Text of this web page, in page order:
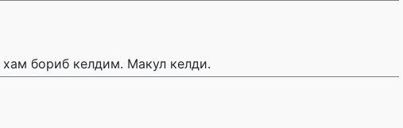
бориб келдим. Макул келди.